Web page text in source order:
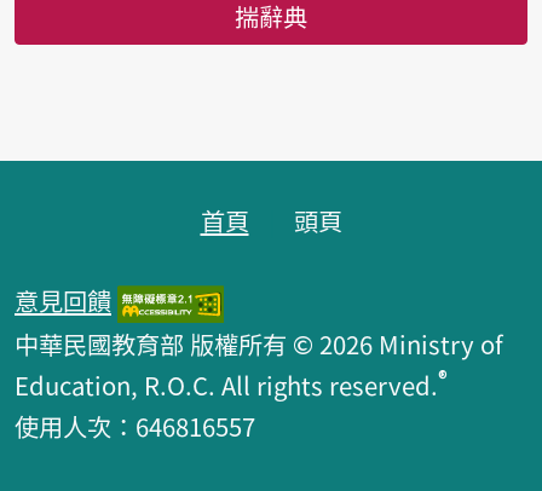
揣辭典
首頁 頭頁
意見回饋
中華民國教育部 版權所有 © 2026 Ministry of
Education, R.O.C. All rights reserved.®
使用人次：646816557